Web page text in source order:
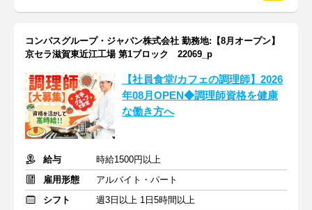
コンパスグループ・ジャパン株式会社 勤務地:【8月オープン】
京セラ滋賀東近江工場 第1ブロック 22069_p
【社員食堂/カフェの調理師】2026
年08月OPEN◆調理師資格を健康
な働き方へ
給与
時給1500円以上
雇用形態
アルバイト・パート
シフト
週3日以上 1日5時間以上